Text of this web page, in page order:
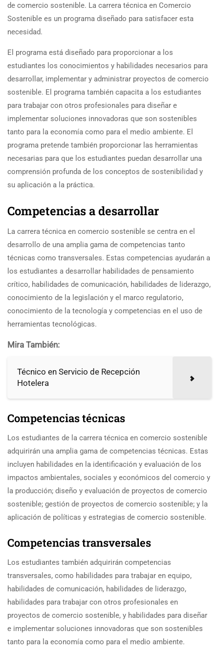
de comercio sostenible. La carrera técnica en Comercio
Sostenible es un programa diseñado para satisfacer esta
necesidad.
El programa está diseñado para proporcionar a los
estudiantes los conocimientos y habilidades necesarios para
desarrollar, implementar y administrar proyectos de comercio
sostenible. El programa también capacita a los estudiantes
para trabajar con otros profesionales para diseñar e
implementar soluciones innovadoras que son sostenibles
tanto para la economía como para el medio ambiente. El
programa pretende también proporcionar las herramientas
necesarias para que los estudiantes puedan desarrollar una
comprensión profunda de los conceptos de sostenibilidad y
su aplicación a la práctica.
Competencias a desarrollar
La carrera técnica en comercio sostenible se centra en el
desarrollo de una amplia gama de competencias tanto
técnicas como transversales. Estas competencias ayudarán a
los estudiantes a desarrollar habilidades de pensamiento
crítico, habilidades de comunicación, habilidades de liderazgo,
conocimiento de la legislación y el marco regulatorio,
conocimiento de la tecnología y competencias en el uso de
herramientas tecnológicas.
Mira También:
Técnico en Servicio de Recepción
Hotelera
Competencias técnicas
Los estudiantes de la carrera técnica en comercio sostenible
adquirirán una amplia gama de competencias técnicas. Estas
incluyen habilidades en la identificación y evaluación de los
impactos ambientales, sociales y económicos del comercio y
la producción; diseño y evaluación de proyectos de comercio
sostenible; gestión de proyectos de comercio sostenible; y la
aplicación de políticas y estrategias de comercio sostenible.
Competencias transversales
Los estudiantes también adquirirán competencias
transversales, como habilidades para trabajar en equipo,
habilidades de comunicación, habilidades de liderazgo,
habilidades para trabajar con otros profesionales en
proyectos de comercio sostenible, y habilidades para diseñar
e implementar soluciones innovadoras que son sostenibles
tanto para la economía como para el medio ambiente.